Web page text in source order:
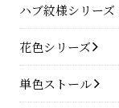
ハブ紋様シリーズ
花色シリーズ
単色ストール